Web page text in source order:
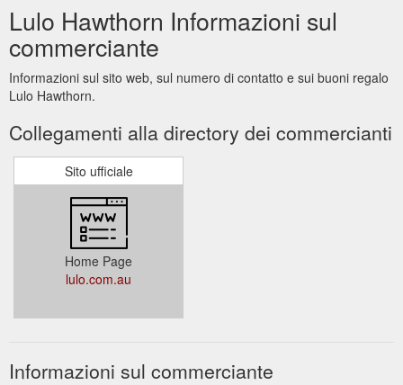
Lulo Hawthorn Informazioni sul
commerciante
Informazioni sul sito web, sul numero di contatto e sui buoni regalo
Lulo Hawthorn.
Collegamenti alla directory dei commercianti
Sito ufficiale
Home Page
lulo.com.au
Informazioni sul commerciante